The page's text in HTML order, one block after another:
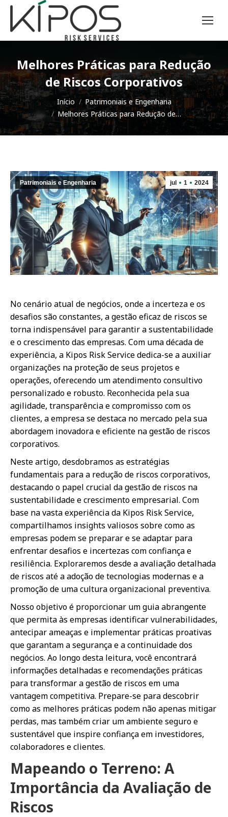
Melhores Práticas para Redução
de Riscos Corporativos
Você está aqui:Início
Patrimoniais e Engenharia
Melhores Práticas para Redução de…
jul 1 2024
Patrimoniais e Engenharia
No cenário atual de negócios, onde a incerteza e os
desafios são constantes, a gestão eficaz de riscos se
torna indispensável para garantir a sustentabilidade
e o crescimento das empresas. Com uma década de
experiência, a Kipos Risk Service dedica-se a auxiliar
organizações na proteção de seus projetos e
operações, oferecendo um atendimento consultivo
personalizado e robusto. Reconhecida pela sua
agilidade, transparência e compromisso com os
clientes, a empresa se destaca no mercado pela sua
abordagem inovadora e eficiente na gestão de riscos
corporativos.
Neste artigo, desdobramos as estratégias
fundamentais para a redução de riscos corporativos,
destacando o papel crucial da gestão de riscos na
sustentabilidade e crescimento empresarial. Com
base na vasta experiência da Kipos Risk Service,
compartilhamos insights valiosos sobre como as
empresas podem se preparar e se adaptar para
enfrentar desafios e incertezas com confiança e
resiliência. Exploraremos desde a avaliação detalhada
de riscos até a adoção de tecnologias modernas e a
promoção de uma cultura organizacional preventiva.
Nosso objetivo é proporcionar um guia abrangente
que permita às empresas identificar vulnerabilidades,
antecipar ameaças e implementar práticas proativas
que garantam a segurança e a continuidade dos
negócios. Ao longo desta leitura, você encontrará
informações detalhadas e recomendações práticas
para transformar a gestão de riscos em uma
vantagem competitiva. Prepare-se para descobrir
como as melhores práticas podem não apenas mitigar
perdas, mas também criar um ambiente seguro e
sustentável que inspire confiança em investidores,
colaboradores e clientes.
Mapeando o Terreno: A
Importância da Avaliação de
Riscos